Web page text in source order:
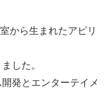
から生まれたアピリ
した。
発とエンターテイメ